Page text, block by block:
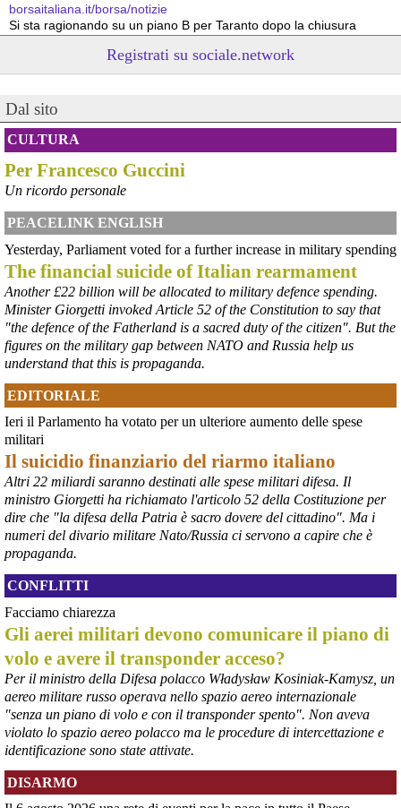
borsaitaliana.it/borsa/notizie
Si sta ragionando su un piano B per Taranto dopo la chiusura
cronachetarantine.it/index.php
il Governo ha manifestato l’intenzione di predisporre un
provvedimento straordinario per attenuare le conseguenze
economiche e sociali della prevista fermata dell’area a caldo e ha
chiesto alle rappresentanze del territorio di formulare proposte
concrete per definirne i contenuti. Casartigiani valuta positivamente
#ILVA #Taranto
@peacelink
6/8/2026 21:36
giornalerossoblu.it/ex-ilva-sc
Nel tavolo convocato al Ministero delle Imprese e del Made in Italy,
il Governo ha annunciato l’intenzione di predisporre un
provvedimento straordinario per attenuare le conseguenze
economiche e sociali dello stop dell’area a caldo, invitando le
rappresentanze del territorio a presentare proposte operative.
#ILVA #Taranto
Ultimi cento milioni di euro per l’ex Ilva, poi non saranno più
possibili nuovi aiuti di Stato. Lo ha confermato il ministro Adolfo
Registrati su sociale.network
Dal sito
CULTURA
Per Francesco Guccini
Un ricordo personale
PEACELINK ENGLISH
Yesterday, Parliament voted for a further increase in military spending
The financial suicide of Italian rearmament
Another £22 billion will be allocated to military defence spending.
Minister Giorgetti invoked Article 52 of the Constitution to say that
"the defence of the Fatherland is a sacred duty of the citizen". But the
figures on the military gap between NATO and Russia help us
understand that this is propaganda.
EDITORIALE
Ieri il Parlamento ha votato per un ulteriore aumento delle spese
militari
Il suicidio finanziario del riarmo italiano
Altri 22 miliardi saranno destinati alle spese militari difesa. Il
ministro Giorgetti ha richiamato l'articolo 52 della Costituzione per
dire che "la difesa della Patria è sacro dovere del cittadino". Ma i
numeri del divario militare Nato/Russia ci servono a capire che è
propaganda.
CONFLITTI
Facciamo chiarezza
Gli aerei militari devono comunicare il piano di
volo e avere il transponder acceso?
Per il ministro della Difesa polacco Władysław Kosiniak-Kamysz, un
aereo militare russo operava nello spazio aereo internazionale
"senza un piano di volo e con il transponder spento". Non aveva
violato lo spazio aereo polacco ma le procedure di intercettazione e
identificazione sono state attivate.
DISARMO